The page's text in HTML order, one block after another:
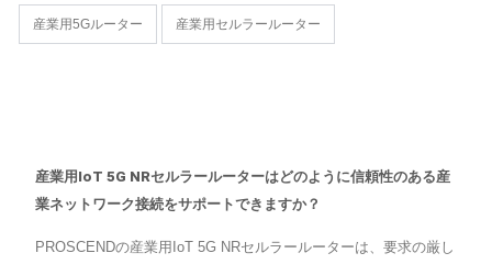
産業用5Gルーター 産業用セルラールーター
産業用IoT 5G NRセルラールーターはどのように信頼性のある産
業ネットワーク接続をサポートできますか？
PROSCENDの産業用IoT 5G NRセルラールーターは、要求の厳し